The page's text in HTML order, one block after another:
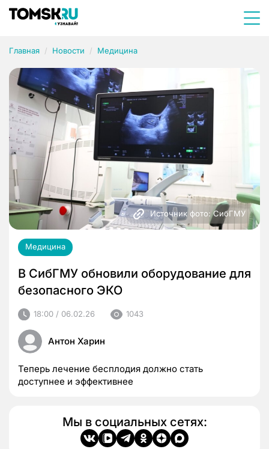
Главная Новости Медицина
Источник фото: СибГМУ
Медицина
В СибГМУ обновили оборудование для
безопасного ЭКО
18:00 / 06.02.26 1043
Антон Харин
Теперь лечение бесплодия должно стать
доступнее и эффективнее
Мы в социальных сетях: